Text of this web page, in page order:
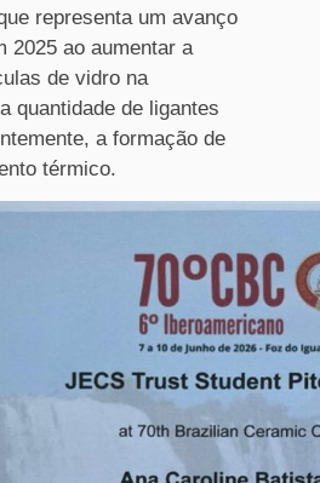
representa um avanço
2025 ao aumentar a
de vidro na
quantidade de ligantes
a formação de
térmico.